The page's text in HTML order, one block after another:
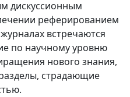
дискуссионным
реферированием
встречаются
по научному уровню
нового знания,
страдающие